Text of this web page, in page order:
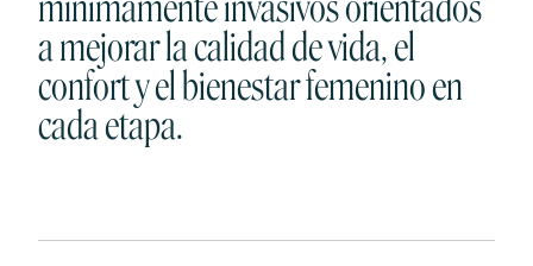
a mejorar la calidad de vida, el
confort y el bienestar femenino en
cada etapa.